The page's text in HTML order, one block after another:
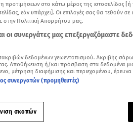
προτιμήσεων στο κάτω μέρος της ιστοσελίδας
εάν υπάρχει]. Οι επιλογές σας θα τεθούν
στην Πολιτική Απορρήτου μας.
οι συνεργάτες μας επεξεργαζόμαστε
δεδομένων γεωεντοπισμού. Ακριβής
Αποθήκευση ή/και πρόσβαση στα δεδομένα
μέτρηση διαφήμισης και περιεχομένου,
συνεργατών (προμηθευτές)
σκοπών